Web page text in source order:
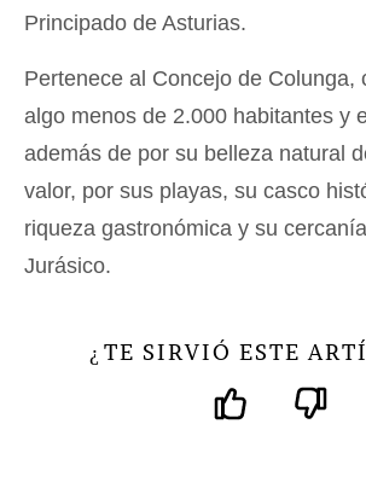
Principado de Asturias.
Pertenece al Concejo de Colunga,
algo menos de 2.000 habitantes y
además de por su belleza natural
valor, por sus playas, su casco
riqueza gastronómica y su
Jurásico.
¿ TE SIRVIÓ ESTE